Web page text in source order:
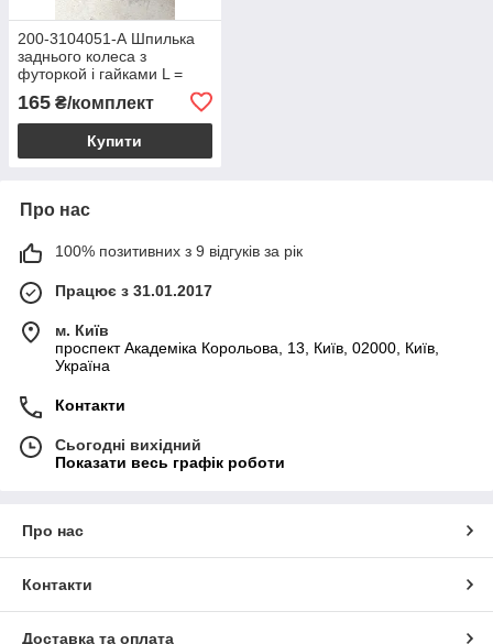
200-3104051-А Шпилька
заднього колеса з
футоркой і гайками L =
165 ₴/комплект
Купити
Про нас
100% позитивних з 9 відгуків за рік
Працює з 31.01.2017
м. Київ
проспект Академіка Корольова, 13, Київ, 02000, Київ,
Україна
Контакти
Сьогодні вихідний
Показати весь графік роботи
Про нас
Контакти
Доставка та оплата